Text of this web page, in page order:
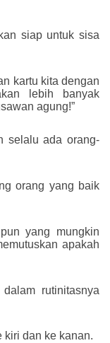
siap untuk sisa
kartu kita dengan
lebih banyak
agung!”
selalu ada orang-
orang yang baik
yang mungkin
apakah
rutinitasnya
kiri dan ke kanan.